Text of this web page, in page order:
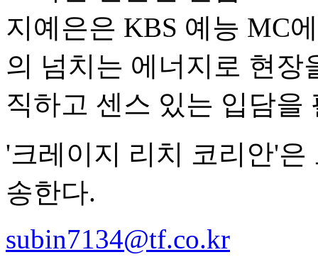
지예은은 KBS 예능 MC
의 넘치는 에너지로 현장
직하고 센스 있는 입담을
'크레이지 리치 코리안'은
송한다.
subin7134@tf.co.kr